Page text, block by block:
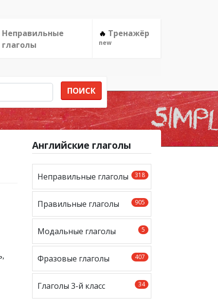
Неправильные
глаголы
🔥 Тренажёр
new
ПОИСК
Английские глаголы
318
Неправильные глаголы
905
Правильные глаголы
5
Модальные глаголы
407
Фразовые глаголы
34
Глаголы 3-й класс